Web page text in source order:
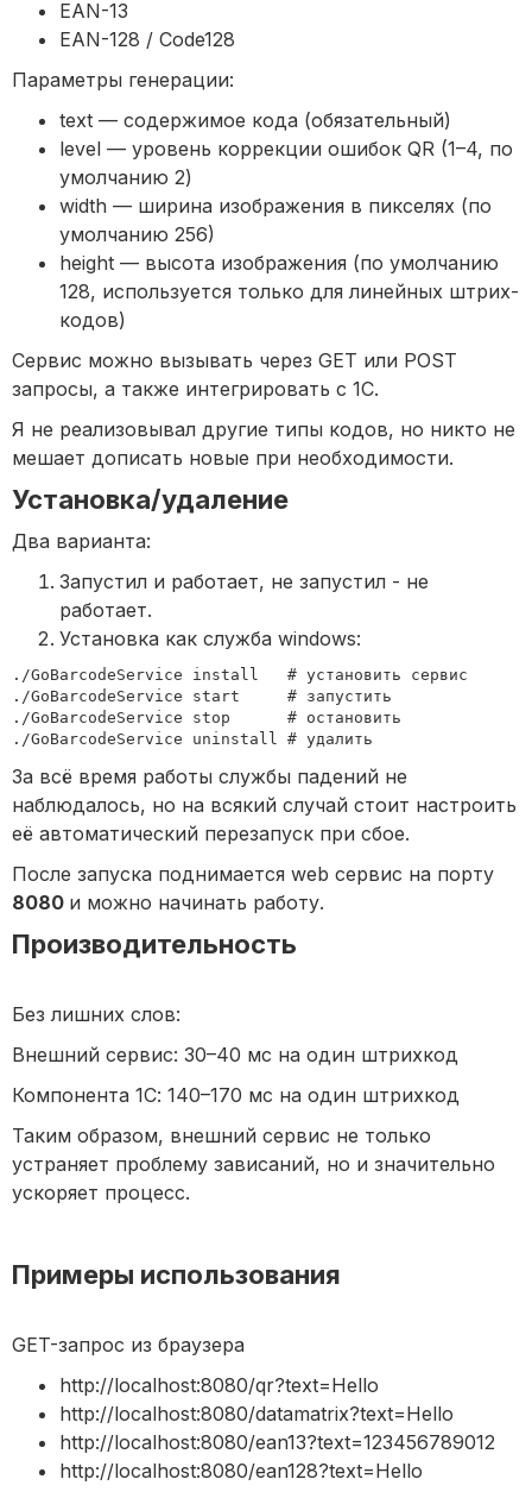
EAN-13
EAN-128 / Code128
Параметры генерации:
text — содержимое кода (обязательный)
level — уровень коррекции ошибок QR (1–4, по
умолчанию 2)
width — ширина изображения в пикселях (по
умолчанию 256)
height — высота изображения (по умолчанию
128, используется только для линейных штрих-
кодов)
Сервис можно вызывать через GET или POST
запросы, а также интегрировать с 1С.
Я не реализовывал другие типы кодов, но никто не
мешает дописать новые при необходимости.
Установка/удаление
Два варианта:
Запустил и работает, не запустил - не
работает.
Установка как служба windows:
./GoBarcodeService install   # установить сервис
./GoBarcodeService start     # запустить
./GoBarcodeService stop      # остановить
./GoBarcodeService uninstall # удалить
За всё время работы службы падений не
наблюдалось, но на всякий случай стоит настроить
её автоматический перезапуск при сбое.
После запуска поднимается web сервис на порту
8080 и можно начинать работу.
Производительность
Без лишних слов:
Внешний сервис: 30–40 мс на один штрихкод
Компонента 1С: 140–170 мс на один штрихкод
Таким образом, внешний сервис не только
устраняет проблему зависаний, но и значительно
ускоряет процесс.
Примеры использования
GET-запрос из браузера
http://localhost:8080/qr?text=Hello
http://localhost:8080/datamatrix?text=Hello
http://localhost:8080/ean13?text=123456789012
http://localhost:8080/ean128?text=Hello